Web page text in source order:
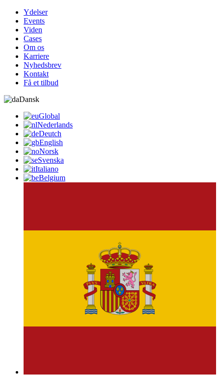
Ydelser
Events
Viden
Cases
Om os
Karriere
Nyhedsbrev
Kontakt
Få et tilbud
Dansk
Global
Nederlands
Deutch
English
Norsk
Svenska
Italiano
Belgium